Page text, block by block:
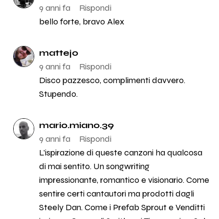
9 anni fa
Rispondi
bello forte, bravo Alex
mattejo
9 anni fa
Rispondi
Disco pazzesco, complimenti davvero.
Stupendo.
mario.miano.39
9 anni fa
Rispondi
L'ispirazione di queste canzoni ha qualcosa
di mai sentito. Un songwriting
impressionante, romantico e visionario. Come
sentire certi cantautori ma prodotti dagli
Steely Dan. Come i Prefab Sprout e Venditti